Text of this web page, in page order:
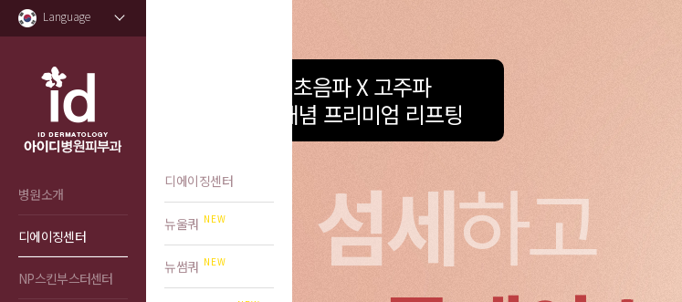
Language
병원소개
디에이징센터
디에이징센터
뉴울쿼
뉴썸쿼
NP스킨부스터센터
초음파 X 고주파
신개념 프리미엄 리프팅
섬세하고